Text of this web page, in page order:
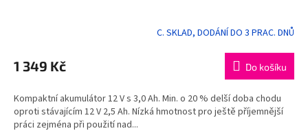
C. SKLAD, DODÁNÍ DO 3 PRAC. DNŮ
1 349 Kč Do košíku
Kompaktní akumulátor 12 V s 3,0 Ah. Min. o 20 % delší doba chodu
oproti stávajícím 12 V 2,5 Ah. Nízká hmotnost pro ještě příjemnější
práci zejména při použití nad...